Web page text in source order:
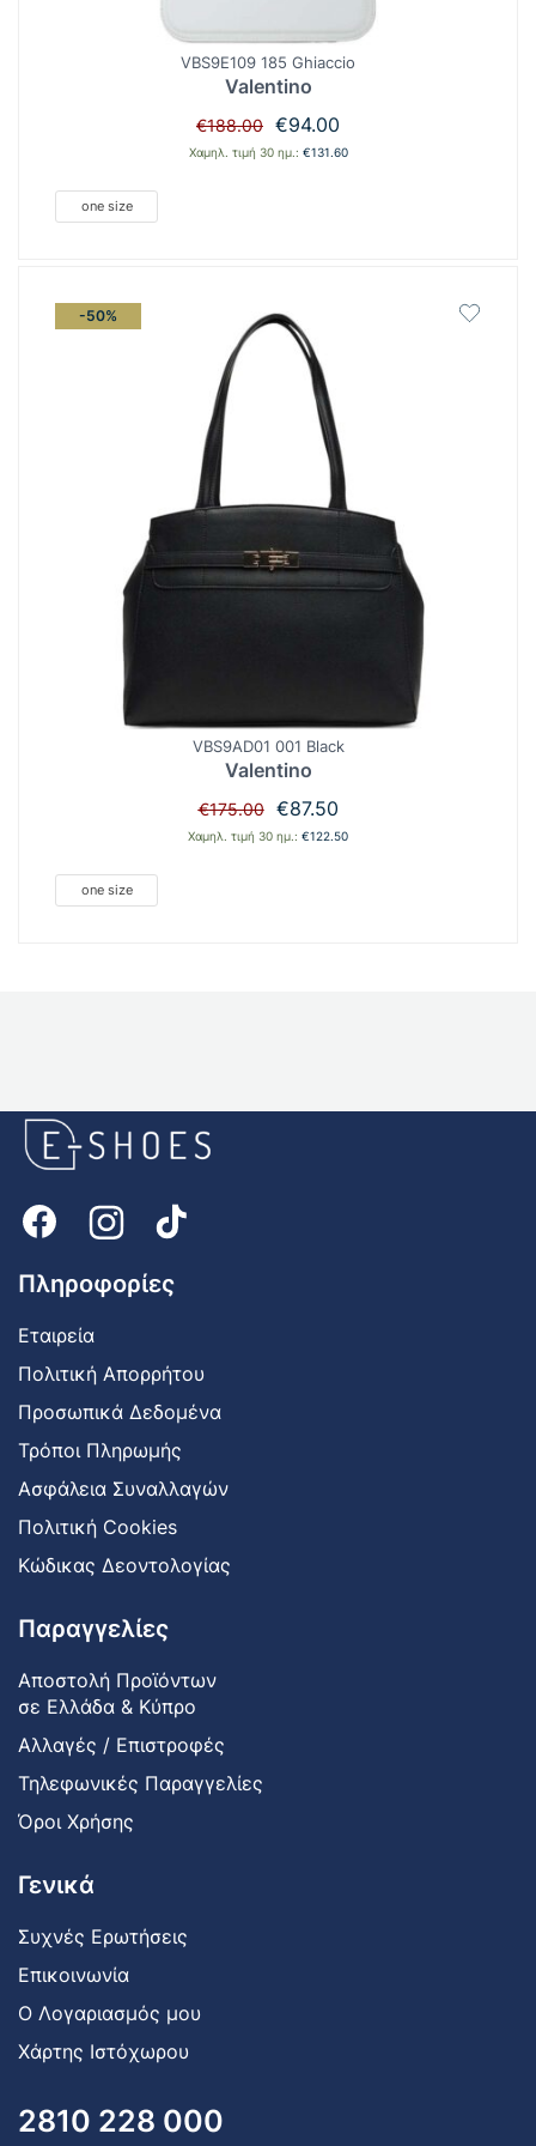
VBS9E109 185 Ghiaccio
Valentino
€188.00 Original
price
€94.00
τρέχουσα
Χαμηλ. τιμή 30 ημ.: €131.60
one size
-50%
VBS9AD01 001 Black
Valentino
€175.00
Original
price
€87.50Η
τρέχουσα
Χαμηλ. τιμή 30 ημ.: €122.50
one size
Πληροφορίες
Εταιρεία
Πολιτική Απορρήτου
Προσωπικά Δεδομένα
Τρόποι Πληρωμής
Ασφάλεια Συναλλαγών
Πολιτική Cookies
Κώδικας Δεοντολογίας
Παραγγελίες
Αποστολή Προϊόντων
σε Ελλάδα & Κύπρο
Αλλαγές / Επιστροφές
Τηλεφωνικές Παραγγελίες
Όροι Χρήσης
Γενικά
Συχνές Ερωτήσεις
Επικοινωνία
Ο Λογαριασμός μου
Χάρτης Ιστόχωρου
2810 228 000